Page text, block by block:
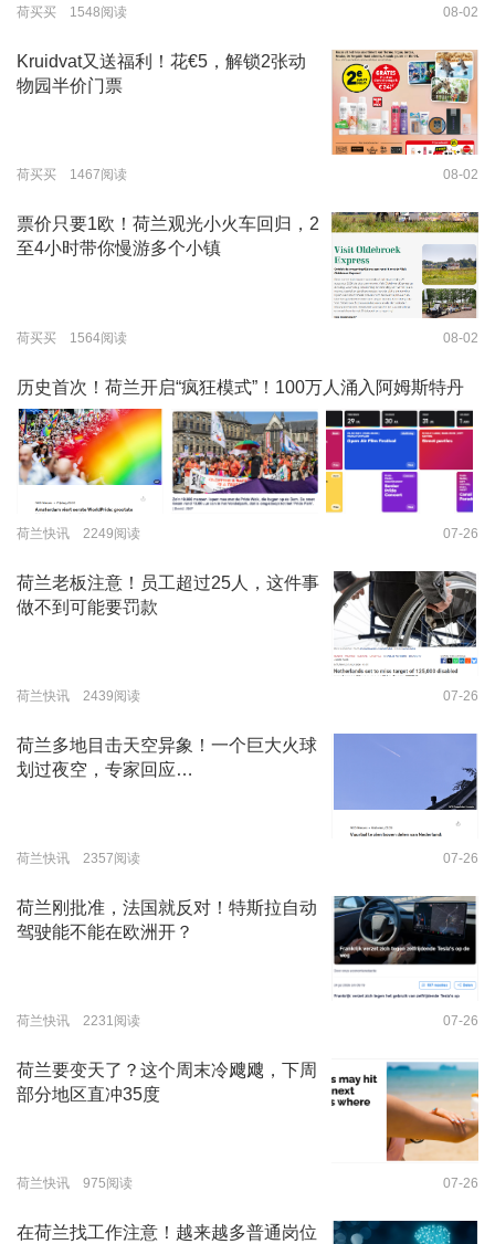
荷买买 1548阅读 08-02
Kruidvat又送福利！花€5，解锁2张动
物园半价门票
荷买买 1467阅读 08-02
票价只要1欧！荷兰观光小火车回归，2
至4小时带你慢游多个小镇
荷买买 1564阅读 08-02
历史首次！荷兰开启“疯狂模式”！100万人涌入阿姆斯特丹
荷兰快讯 2249阅读 07-26
荷兰老板注意！员工超过25人，这件事
做不到可能要罚款
荷兰快讯 2439阅读 07-26
荷兰多地目击天空异象！一个巨大火球
划过夜空，专家回应…
荷兰快讯 2357阅读 07-26
荷兰刚批准，法国就反对！特斯拉自动
驾驶能不能在欧洲开？
荷兰快讯 2231阅读 07-26
荷兰要变天了？这个周末冷飕飕，下周
部分地区直冲35度
荷兰快讯 975阅读 07-26
在荷兰找工作注意！越来越多普通岗位